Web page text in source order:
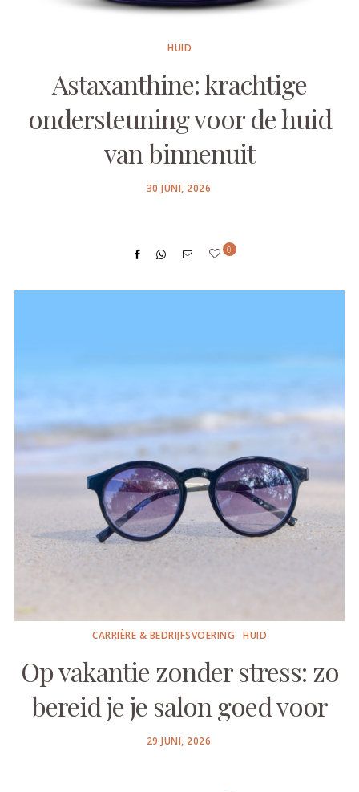
HUID
Astaxanthine: krachtige
ondersteuning voor de huid
van binnenuit
POSTED
30 JUNI, 2026
0
CARRIÈRE & BEDRIJFSVOERING HUID
Op vakantie zonder stress: zo
bereid je je salon goed voor
POSTED
29 JUNI, 2026